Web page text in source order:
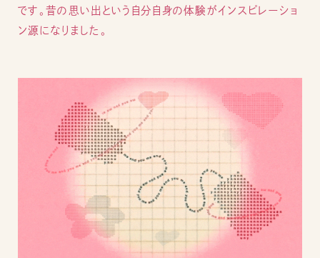
です。昔の思い出という自分自身の体験がインスピレーショ
ン源になりました。